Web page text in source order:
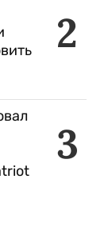
2
3